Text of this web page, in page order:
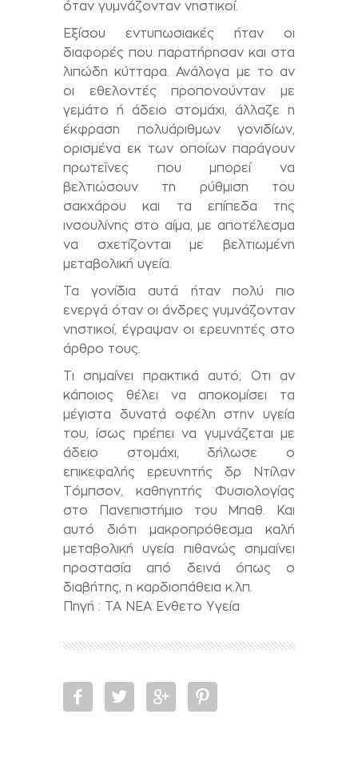
όταν γυμνάζονταν νηστικοί.
Εξίσου εντυπωσιακές ήταν οι
διαφορές που παρατήρησαν και στα
λιπώδη κύτταρα. Ανάλογα με το αν
οι εθελοντές προπονούνταν με
γεμάτο ή άδειο στομάχι, άλλαζε η
έκφραση πολυάριθμων γονιδίων,
ορισμένα εκ των οποίων παράγουν
πρωτεΐνες που μπορεί να
βελτιώσουν τη ρύθμιση του
σακχάρου και τα επίπεδα της
ινσουλίνης στο αίμα, με αποτέλεσμα
να σχετίζονται με βελτιωμένη
μεταβολική υγεία.
Τα γονίδια αυτά ήταν πολύ πιο
ενεργά όταν οι άνδρες γυμνάζονταν
νηστικοί, έγραψαν οι ερευνητές στο
άρθρο τους.
Τι σημαίνει πρακτικά αυτό; Οτι αν
κάποιος θέλει να αποκομίσει τα
μέγιστα δυνατά οφέλη στην υγεία
του, ίσως πρέπει να γυμνάζεται με
άδειο στομάχι, δήλωσε ο
επικεφαλής ερευνητής δρ Ντίλαν
Τόμπσον, καθηγητής Φυσιολογίας
στο Πανεπιστήμιο του Μπαθ. Και
αυτό διότι μακροπρόθεσμα καλή
μεταβολική υγεία πιθανώς σημαίνει
προστασία από δεινά όπως ο
διαβήτης, η καρδιοπάθεια κ.λπ.
Πηγή : ΤΑ ΝΕΑ Ενθετο Υγεία